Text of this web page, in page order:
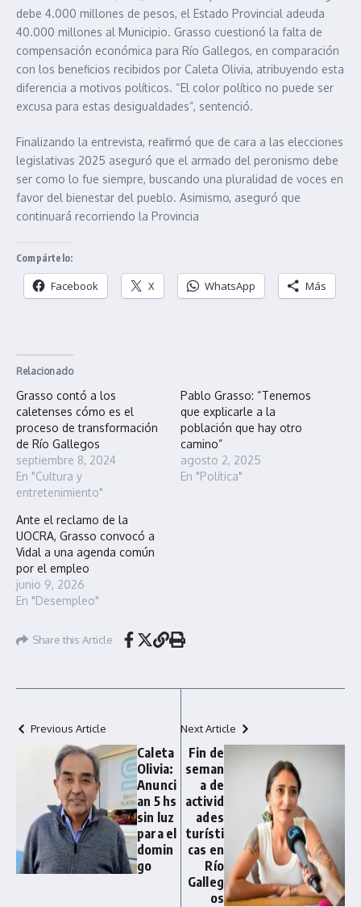
debe 4.000 millones de pesos, el Estado Provincial adeuda
40.000 millones al Municipio. Grasso cuestionó la falta de
compensación económica para Río Gallegos, en comparación
con los beneficios recibidos por Caleta Olivia, atribuyendo esta
diferencia a motivos políticos. “El color político no puede ser
excusa para estas desigualdades”, sentenció.
Finalizando la entrevista, reafirmó que de cara a las elecciones
legislativas 2025 aseguró que el armado del peronismo debe
ser como lo fue siempre, buscando una pluralidad de voces en
favor del bienestar del pueblo. Asimismo, aseguró que
continuará recorriendo la Provincia
Compártelo:
Facebook X WhatsApp Más
Relacionado
Grasso contó a los
caletenses cómo es el
proceso de transformación
de Río Gallegos
septiembre 8, 2024
En "Cultura y
entretenimiento"
Pablo Grasso: “Tenemos
que explicarle a la
población que hay otro
camino”
agosto 2, 2025
En "Política"
Ante el reclamo de la
UOCRA, Grasso convocó a
Vidal a una agenda común
por el empleo
junio 9, 2026
En "Desempleo"
Share this Article
Previous Article
Caleta
Olivia:
Anunci
an 5 hs
sin luz
para el
domin
go
Next Article
Fin de
seman
a de
activid
ades
turísti
cas en
Río
Galleg
os